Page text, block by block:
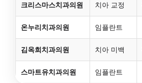
크리스마스치과의원 치아 교정
온누리치과의원 임플란트
김옥희치과의원 치아 미백
스마트유치과의원 임플란트